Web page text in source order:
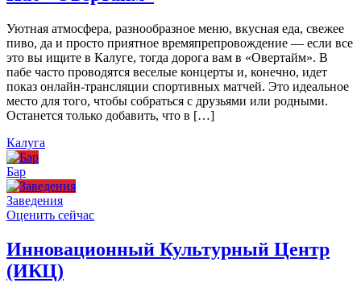
Уютная атмосфера, разнообразное меню, вкусная еда, свежее
пиво, да и просто приятное времяпрепровождение — если все
это вы ищите в Калуге, тогда дорога вам в «Овертайм». В
пабе часто проводятся веселые концерты и, конечно, идет
показ онлайн-трансляции спортивных матчей. Это идеальное
место для того, чтобы собраться с друзьями или родными.
Останется только добавить, что в […]
Калуга
Бар
Заведения
Оценить сейчас
Инновационный Культурный Центр
(ИКЦ)